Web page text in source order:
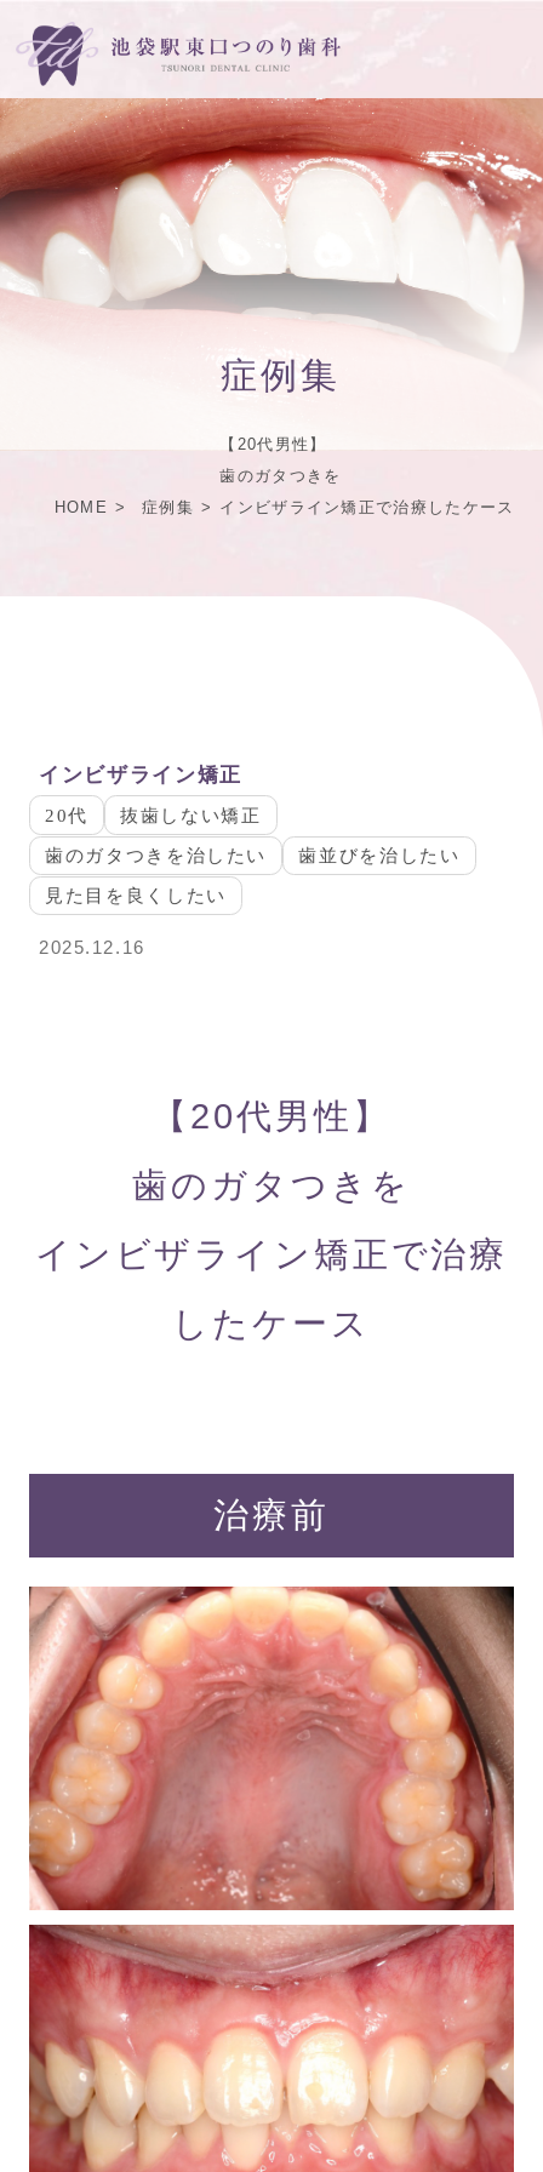
症例集
HOME 症例集
【20代男性】
歯のガタつきを
インビザライン矯正で治療したケース
インビザライン矯正
20代
抜歯しない矯正
歯のガタつきを治したい
歯並びを治したい
見た目を良くしたい
2025.12.16
【20代男性】
歯のガタつきを
インビザライン矯正で治療
したケース
治療前